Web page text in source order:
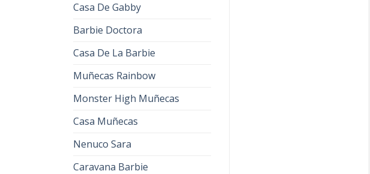
Casa De Gabby
Barbie Doctora
Casa De La Barbie
Muñecas Rainbow
Monster High Muñecas
Casa Muñecas
Nenuco Sara
Caravana Barbie